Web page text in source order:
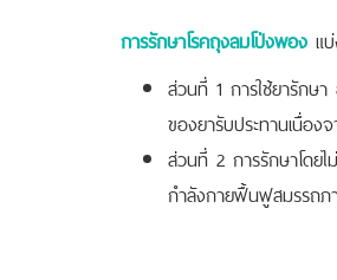
การรักษาโรคถุงลมโป่งพอง แ
ส่วนที่ 1 การใช้ยารักษา
ของยารับประทานเนื่อง
ส่วนที่ 2 การรักษาโดย
กำลังกายฟื้นฟูสมรรถภ